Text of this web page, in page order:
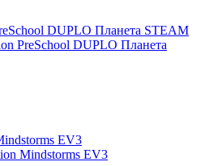
PreSchool DUPLO Планета
Mindstorms EV3